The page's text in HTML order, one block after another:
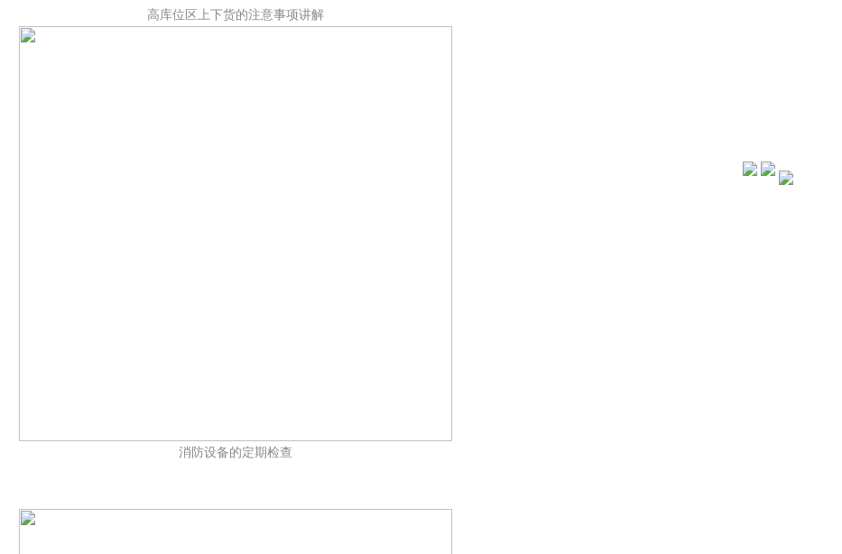
高库位区上下货的注意事项讲解
消防设备的定期检查